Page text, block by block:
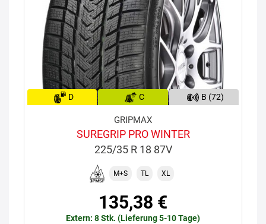
D C B (72)
GRIPMAX
SUREGRIP PRO WINTER
225/35 R 18 87V
M+S TL XL
135,38 €
Extern: 8 Stk. (Lieferung 5-10 Tage)